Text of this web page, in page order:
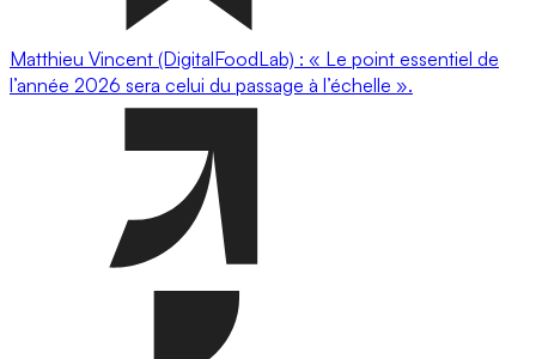
Matthieu Vincent (DigitalFoodLab) : « Le point essentiel de
l’année 2026 sera celui du passage à l’échelle ».